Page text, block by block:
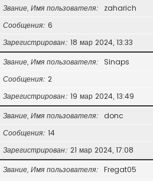
Звание, Имя пользователя
zaharich
Сообщения 6
Зарегистрирован 18 мар 2024, 13:33
Звание, Имя пользователя
Sinaps
Сообщения 2
Зарегистрирован 19 мар 2024, 13:49
Звание, Имя пользователя
donc
Сообщения 14
Зарегистрирован 21 мар 2024, 17:08
Звание, Имя пользователя
Fregat05